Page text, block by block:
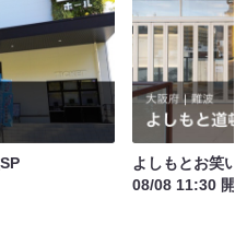
よしもとお笑い
08/08 11:30 開